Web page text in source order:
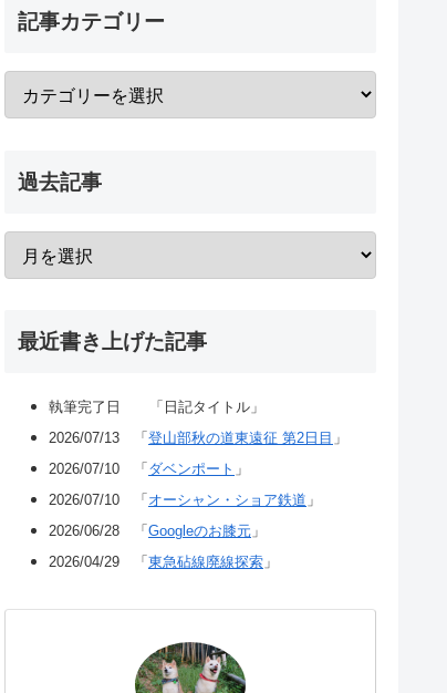
記事カテゴリー
過去記事
最近書き上げた記事
執筆完了日 「日記タイトル」
2026/07/13 「 登山部秋の道東遠征 第2日目 」
2026/07/10 「 ダベンポート 」
2026/07/10 「 オーシャン・ショア鉄道 」
2026/06/28 「 Googleのお膝元 」
2026/04/29 「 東急砧線廃線探索 」